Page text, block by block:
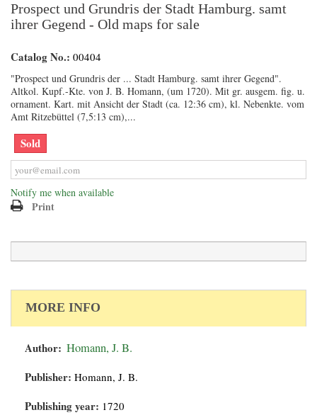
Prospect und Grundris der Stadt Hamburg. samt
ihrer Gegend - Old maps for sale
Catalog No.: 00404
"Prospect und Grundris der ... Stadt Hamburg. samt ihrer Gegend".
Altkol. Kupf.-Kte. von J. B. Homann, (um 1720). Mit gr. ausgem. fig. u.
ornament. Kart. mit Ansicht der Stadt (ca. 12:36 cm), kl. Nebenkte. vom
Amt Ritzebüttel (7,5:13 cm),...
Sold
Notify me when available
Print
MORE INFO
Author: Homann, J. B.
Publisher: Homann, J. B.
Publishing year: 1720